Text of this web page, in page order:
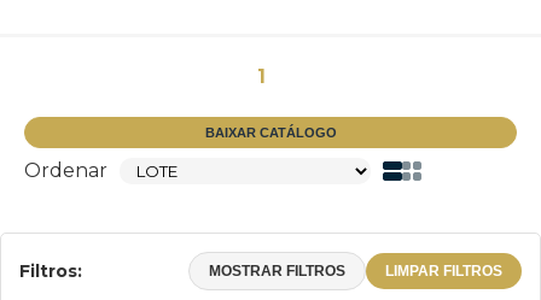
1
BAIXAR CATÁLOGO
Ordenar
Filtros: MOSTRAR FILTROS LIMPAR FILTROS